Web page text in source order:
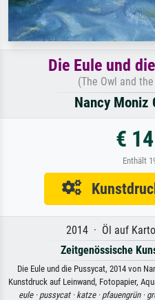
Die Eule und
(The Owl and
Nancy Moniz
€
Enthält
2014 · Öl auf
Zeitgenössische
Die Eule und die Pussycat, 2014 von
Kunstdruck auf Leinwand, Fotopapier,
eule · pussycat · katze · pfauengrün ·